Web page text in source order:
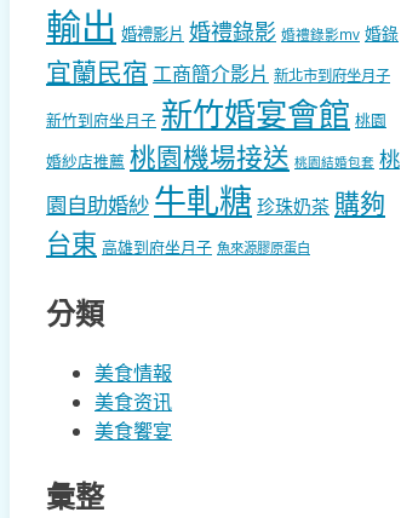
輸出 婚禮影片 婚禮錄影 婚禮錄影mv 婚錄
宜蘭民宿 工商簡介影片 新北市到府坐月子
新竹到府坐月子 新竹婚宴會館 桃園
婚紗店推薦 桃園機場接送 桃園結婚包套 桃
園自助婚紗 牛軋糖 珍珠奶茶 購夠
台東 高雄到府坐月子 魚來源膠原蛋白
分類
美食情報
美食资讯
美食饗宴
彙整